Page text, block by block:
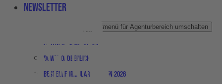
Newsletter
Untermenü für Agenturbereich umschalten
Downloadbereich
Bestellformular Magazin 2026